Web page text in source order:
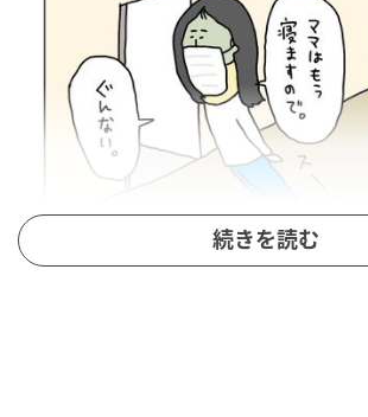
続きを読む